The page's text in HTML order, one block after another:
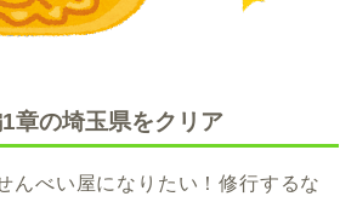
の埼玉県をクリア
んべい屋になりたい！修行するな